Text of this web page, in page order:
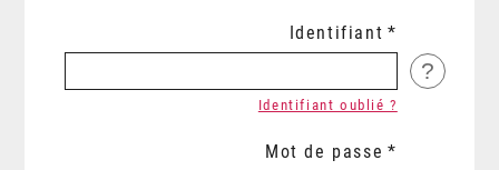
Identifiant
?
Identifiant oublié ?
Mot de passe